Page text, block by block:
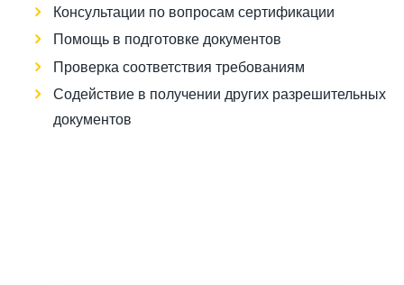
Консультации по вопросам сертификации
Помощь в подготовке документов
Проверка соответствия требованиям
Содействие в получении других разрешительных
документов